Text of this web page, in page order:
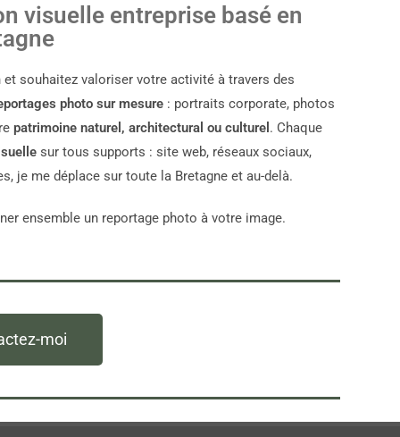
visuelle entreprise basé en
souhaitez valoriser votre activité à travers des
photo sur mesure : portraits corporate, photos
patrimoine naturel, architectural ou culturel . Chaque
sur tous supports : site web, réseaux sociaux,
je me déplace sur toute la Bretagne et au-delà.
ensemble un reportage photo à votre image.
moi